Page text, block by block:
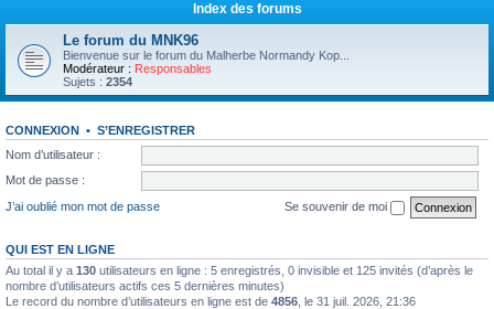
h
c
Index des forums
Le forum du MNK96
Bienvenue sur le forum du Malherbe Normandy Kop...
Modérateur : Responsables
Sujets : 2354
CONNEXION • S’ENREGISTRER
Nom d’utilisateur :
Mot de passe :
J’ai oublié mon mot de passe
Se souvenir de moi
QUI EST EN LIGNE
Au total il y a 130 utilisateurs en ligne : 5 enregistrés, 0 invisible et 125 invités (d’après le
nombre d’utilisateurs actifs ces 5 dernières minutes)
Le record du nombre d’utilisateurs en ligne est de 4856 , le 31 juil. 2026, 21:36